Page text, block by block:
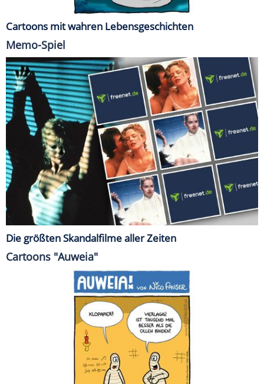
Cartoons mit wahren Lebensgeschichten
Memo-Spiel
Die größten Skandalfilme aller Zeiten
Cartoons "Auweia"